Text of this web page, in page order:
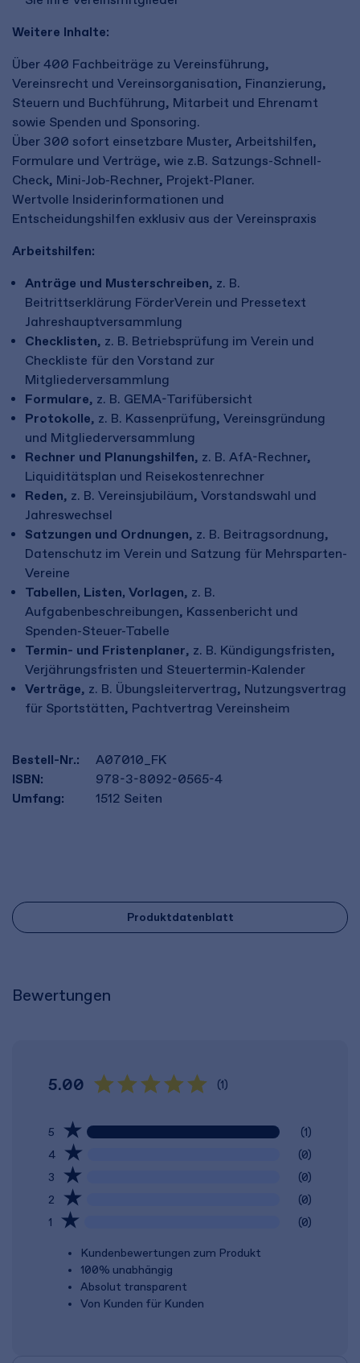
Weitere Inhalte:
Über 400 Fachbeiträge zu Vereinsführung,
Vereinsrecht und Vereinsorganisation, Finanzierung,
Steuern und Buchführung, Mitarbeit und Ehrenamt
sowie Spenden und Sponsoring.
Über 300 sofort einsetzbare Muster, Arbeitshilfen,
Formulare und Verträge, wie z.B. Satzungs-Schnell-
Check, Mini-Job-Rechner, Projekt-Planer.
Wertvolle Insiderinformationen und
Entscheidungshilfen exklusiv aus der Vereinspraxis
Arbeitshilfen:
Anträge und Musterschreiben, z. B.
Beitrittserklärung FörderVerein und Pressetext
Jahreshauptversammlung
Checklisten, z. B. Betriebsprüfung im Verein und
Checkliste für den Vorstand zur
Mitgliederversammlung
Formulare, z. B. GEMA-Tarifübersicht
Protokolle, z. B. Kassenprüfung, Vereinsgründung
und Mitgliederversammlung
Rechner und Planungshilfen, z. B. AfA-Rechner,
Liquiditätsplan und Reisekostenrechner
Reden, z. B. Vereinsjubiläum, Vorstandswahl und
Jahreswechsel
Satzungen und Ordnungen, z. B. Beitragsordnung,
Datenschutz im Verein und Satzung für Mehrsparten-
Vereine
Tabellen, Listen, Vorlagen, z. B.
Aufgabenbeschreibungen, Kassenbericht und
Spenden-Steuer-Tabelle
Termin- und Fristenplaner, z. B. Kündigungsfristen,
Verjährungsfristen und Steuertermin-Kalender
Verträge, z. B. Übungsleitervertrag, Nutzungsvertrag
für Sportstätten, Pachtvertrag Vereinsheim
Bestell-Nr.:
A07010_FK
ISBN:
978-3-8092-0565-4
Umfang:
1512 Seiten
Produktdatenblatt
Bewertungen
5.00 (1)
5
(1)
4
(0)
3
(0)
2
(0)
1
(0)
Kundenbewertungen zum Produkt
100% unabhängig
Absolut transparent
Von Kunden für Kunden